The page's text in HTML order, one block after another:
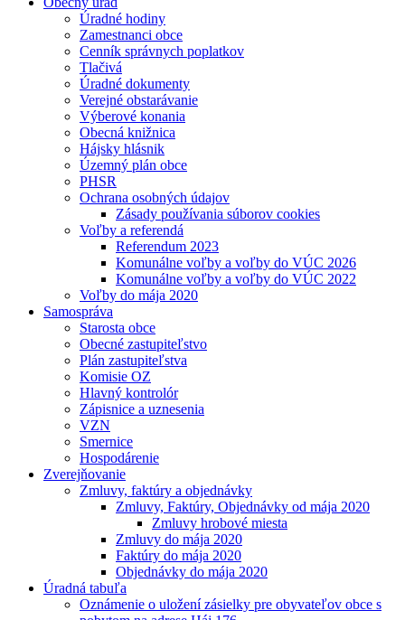
Úradné hodiny
Zamestnanci obce
Cenník správnych poplatkov
Tlačivá
Úradné dokumenty
Verejné obstarávanie
Výberové konania
Obecná knižnica
Hájsky hlásnik
Územný plán obce
PHSR
Ochrana osobných údajov
Zásady používania súborov cookies
Voľby a referendá
Referendum 2023
Komunálne voľby a voľby do VÚC 2026
Komunálne voľby a voľby do VÚC 2022
Voľby do mája 2020
Samospráva
Starosta obce
Obecné zastupiteľstvo
Plán zastupiteľstva
Komisie OZ
Hlavný kontrolór
Zápisnice a uznesenia
VZN
Smernice
Hospodárenie
Zverejňovanie
Zmluvy, faktúry a objednávky
Zmluvy, Faktúry, Objednávky od mája 2020
Zmluvy hrobové miesta
Zmluvy do mája 2020
Faktúry do mája 2020
Objednávky do mája 2020
Úradná tabuľa
Oznámenie o uložení zásielky pre obyvateľov obce s